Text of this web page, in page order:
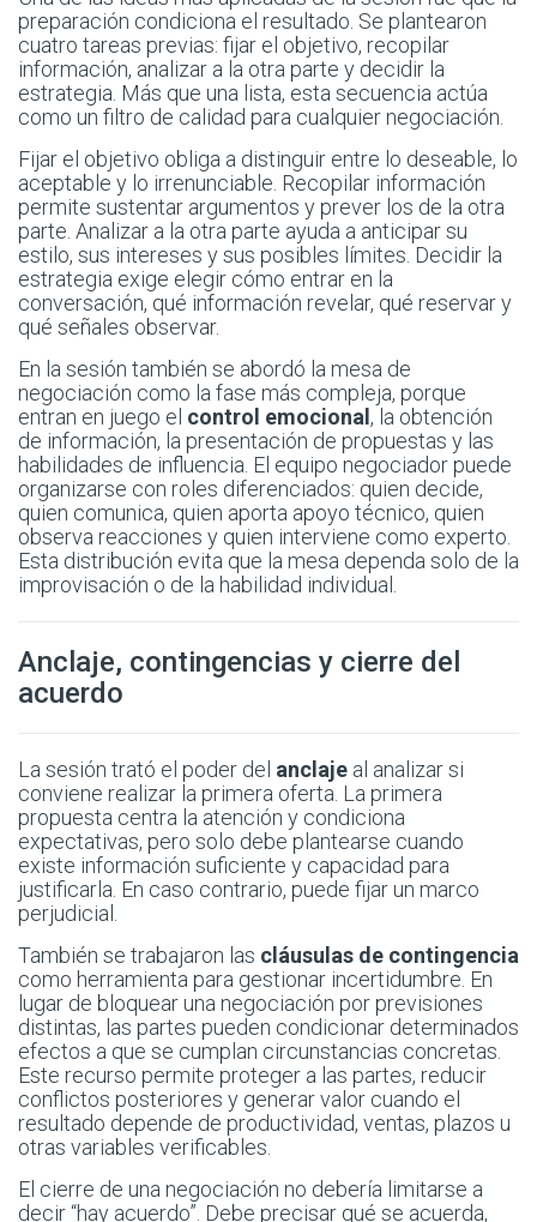
preparación condiciona el resultado. Se plantearon
cuatro tareas previas: fijar el objetivo, recopilar
información, analizar a la otra parte y decidir la
estrategia. Más que una lista, esta secuencia actúa
como un filtro de calidad para cualquier negociación.
Fijar el objetivo obliga a distinguir entre lo deseable, lo
aceptable y lo irrenunciable. Recopilar información
permite sustentar argumentos y prever los de la otra
parte. Analizar a la otra parte ayuda a anticipar su
estilo, sus intereses y sus posibles límites. Decidir la
estrategia exige elegir cómo entrar en la
conversación, qué información revelar, qué reservar y
qué señales observar.
En la sesión también se abordó la mesa de
negociación como la fase más compleja, porque
entran en juego el control emocional , la obtención
de información, la presentación de propuestas y las
habilidades de influencia. El equipo negociador puede
organizarse con roles diferenciados: quien decide,
quien comunica, quien aporta apoyo técnico, quien
observa reacciones y quien interviene como experto.
Esta distribución evita que la mesa dependa solo de la
improvisación o de la habilidad individual.
Anclaje, contingencias y cierre del
acuerdo
La sesión trató el poder del anclaje al analizar si
conviene realizar la primera oferta. La primera
propuesta centra la atención y condiciona
expectativas, pero solo debe plantearse cuando
existe información suficiente y capacidad para
justificarla. En caso contrario, puede fijar un marco
perjudicial.
También se trabajaron las cláusulas de contingencia
como herramienta para gestionar incertidumbre. En
lugar de bloquear una negociación por previsiones
distintas, las partes pueden condicionar determinados
efectos a que se cumplan circunstancias concretas.
Este recurso permite proteger a las partes, reducir
conflictos posteriores y generar valor cuando el
resultado depende de productividad, ventas, plazos u
otras variables verificables.
El cierre de una negociación no debería limitarse a
decir “hay acuerdo”. Debe precisar qué se acuerda,